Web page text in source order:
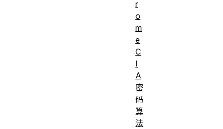
r
o
m
e
C
I
A
密
码
算
法